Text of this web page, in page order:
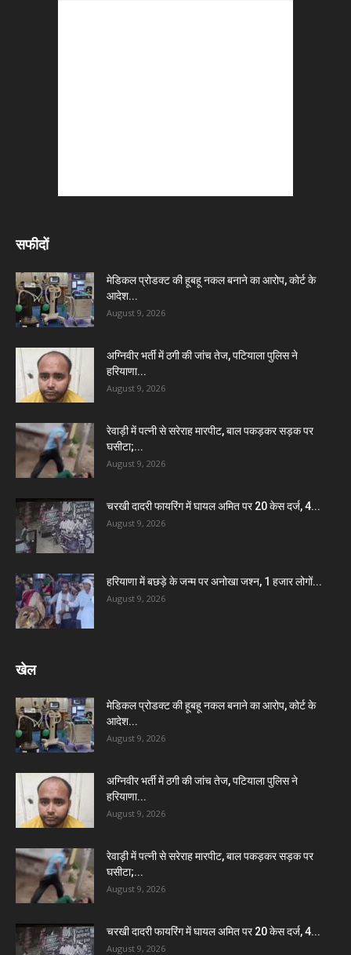
सफीदों
मेडिकल प्रोडक्ट की हूबहू नकल बनाने का आरोप, कोर्ट के
आदेश...
August 9, 2026
अग्निवीर भर्ती में ठगी की जांच तेज, पटियाला पुलिस ने
हरियाणा...
August 9, 2026
रेवाड़ी में पत्नी से सरेराह मारपीट, बाल पकड़कर सड़क पर
घसीटा;...
August 9, 2026
चरखी दादरी फायरिंग में घायल अमित पर 20 केस दर्ज, 4...
August 9, 2026
हरियाणा में बछड़े के जन्म पर अनोखा जश्न, 1 हजार लोगों...
August 9, 2026
खेल
मेडिकल प्रोडक्ट की हूबहू नकल बनाने का आरोप, कोर्ट के
आदेश...
August 9, 2026
अग्निवीर भर्ती में ठगी की जांच तेज, पटियाला पुलिस ने
हरियाणा...
August 9, 2026
रेवाड़ी में पत्नी से सरेराह मारपीट, बाल पकड़कर सड़क पर
घसीटा;...
August 9, 2026
चरखी दादरी फायरिंग में घायल अमित पर 20 केस दर्ज, 4...
August 9, 2026